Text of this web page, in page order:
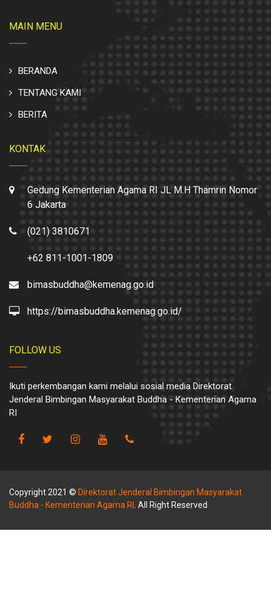
MAIN MENU
BERANDA
TENTANG KAMI
BERITA
KONTAK
Gedung Kementerian Agama RI JL M.H Thamrin Nomor
6 Jakarta
(021) 3810671
+62 811-1001-1809
bimasbuddha@kemenag.go.id
https://bimasbuddha.kemenag.go.id/
FOLLOW US
Ikuti perkembangan kami melalui sosial media Direktorat
Jenderal Bimbingan Masyarakat Buddha - Kementerian Agama
RI
Copyright 2021 © Direktorat Jenderal Bimbingan Masyarakat
Buddha - Kementerian Agama RI . All Right Reserved